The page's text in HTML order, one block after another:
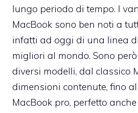
lungo periodo di tempo. I
MacBook sono ben noti a
infatti ad oggi di una linea
migliori al mondo. Sono
diversi modelli, dal classico
dimensioni contenute, fino
MacBook pro, perfetto